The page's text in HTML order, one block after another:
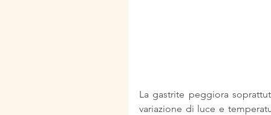
La gastrite peggiora
variazione di luce e